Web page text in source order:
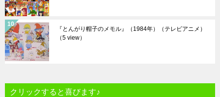
『とんがり帽子のメモル』（1984年）（テレビアニメ）
（5 view）
クリックすると喜びます♪